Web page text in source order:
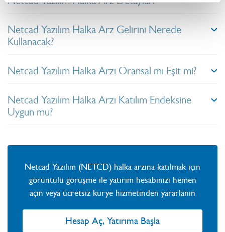
Netcad Yazılım Halka Arz Gelirini Nerede
Kullanacak?
Netcad Yazılım Halka Arzı Oransal mı Eşit mi?
Netcad Yazılım Halka Arzı Katılım Endeksine
Uygun mu?
Netcad Yazılım (NETCD) halka arzına katılmak için
görüntülü görüşme ile yatırım hesabınızı hemen
açın veya ücretsiz kurye hizmetinden yararlanın
Hesap Aç, Yatırıma Başla